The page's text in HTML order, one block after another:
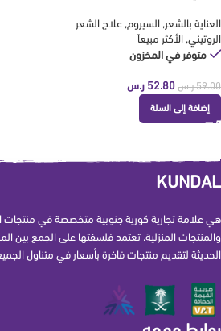
العناية بالشعر, السيروم, علاج الشعر
الروتيني, الأكثر مبيعاَ
متوفر في المخزون
59.00 ر.س 52.80 ر.س
إضافة إلى السلة
KUNDAL
هي علامة تجارية كورية جنوبية متخصصة في منتجات
والمنتجات المنزلية. تعتمد فلسفتها على الجمع بين
الحديثة لتقديم منتجات فاخرة بأسعار في متناول